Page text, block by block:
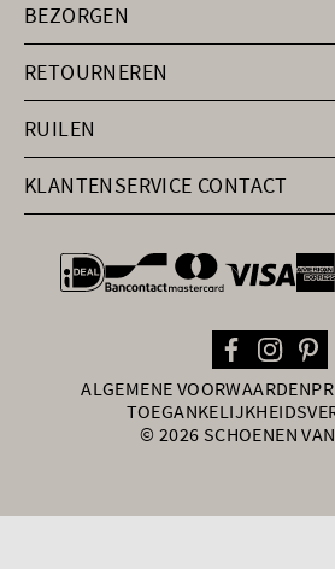
BEZORGEN
RETOURNEREN
RUILEN
KLANTENSERVICE CONTACT
general.paymentOptions
ALGEMENE VOORWAARDEN
© 2026 SCHOENEN